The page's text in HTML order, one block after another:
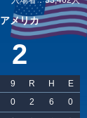
アメリカ
2
9 R H
E
0 2 6
0